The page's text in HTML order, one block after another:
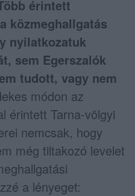
érintett
közmeghallgatás
nyilatkozatuk
sem Egerszalók
tudott, vagy nem
módon az
érintett Tarna-völgyi
nemcsak, hogy
még tiltakozó levelet
a lényeget: